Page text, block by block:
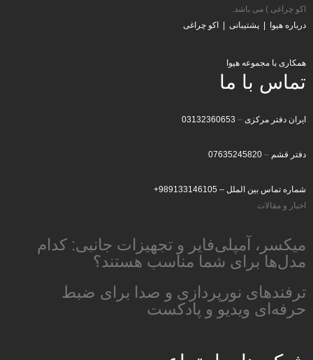
اکو چراغی ) می باشد.
درباره هیوا
پشتیبانی اکو چراغی
همکاری با مجموعه هیوا
تماس با ما
ایران دفتر مرکزی –
03132360653
دفتر قشم –
07635245820
شماره تماس بین الملل – 989133146105+
اخبار و مقالات
میکسر، آمپلی‌فایر و تجهیزات جانبی: کدام
مدل‌ها برای شما مناسب هستند؟
ترفندهای نورپردازی و صدا برای ضبط
حرفه‌ای ویدیو و پادکست